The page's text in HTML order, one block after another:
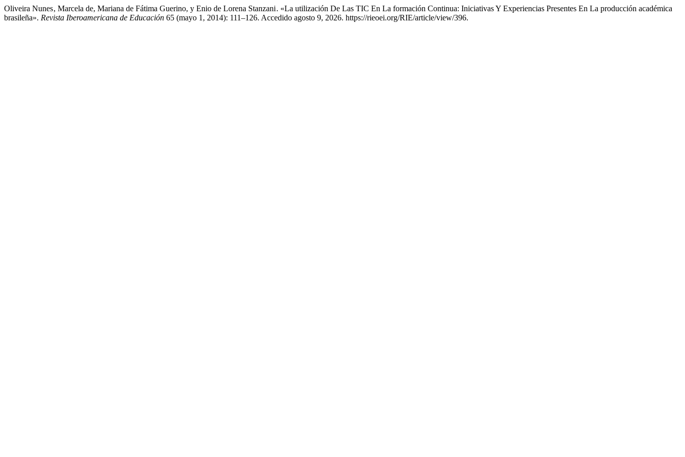
Oliveira Nunes , Marcela de, Mariana de Fátima Guerino, y Enio de Lorena Stanzani . «La utilización De Las TIC En La formación Continua: Iniciativas Y Experiencias Presentes En La producción académica
brasileña». Revista Iberoamericana de Educación 65 (mayo 1, 2014): 111–126. Accedido agosto 9, 2026. https://rieoei.org/RIE/article/view/396.